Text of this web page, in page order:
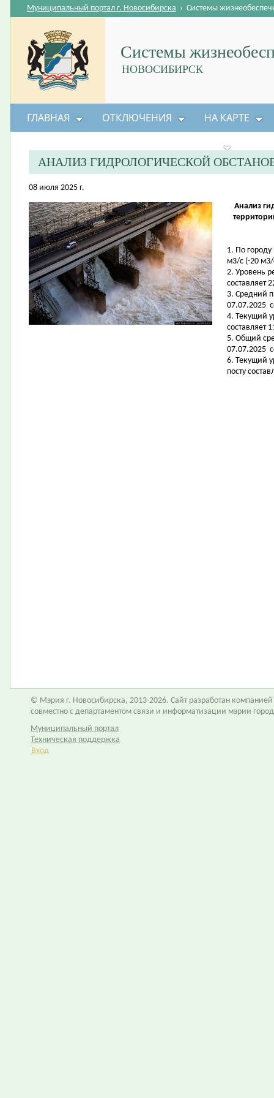
Системы
НОВОСИБИРСК
Муниципальный портал г. Новосибирска › Системы
ГЛАВНАЯ ОТКЛЮЧЕНИЯ НА КАРТЕ
АНАЛИЗ ГИДРОЛОГИЧЕСКОЙ
08 июля 2025 г.
Анализ
1. По
м3/с (-20
2. Уровень
составляет
3. Средний
07.07.2025
4. Текущий
составляет
5. Общий
07.07.2025
6. Текущий
посту
© Мэрия г. Новосибирска, 2013-2026. Сайт разработан компанией
совместно с департаментом связи и информатизации мэрии
Муниципальный портал
Техническая поддержка
Вход